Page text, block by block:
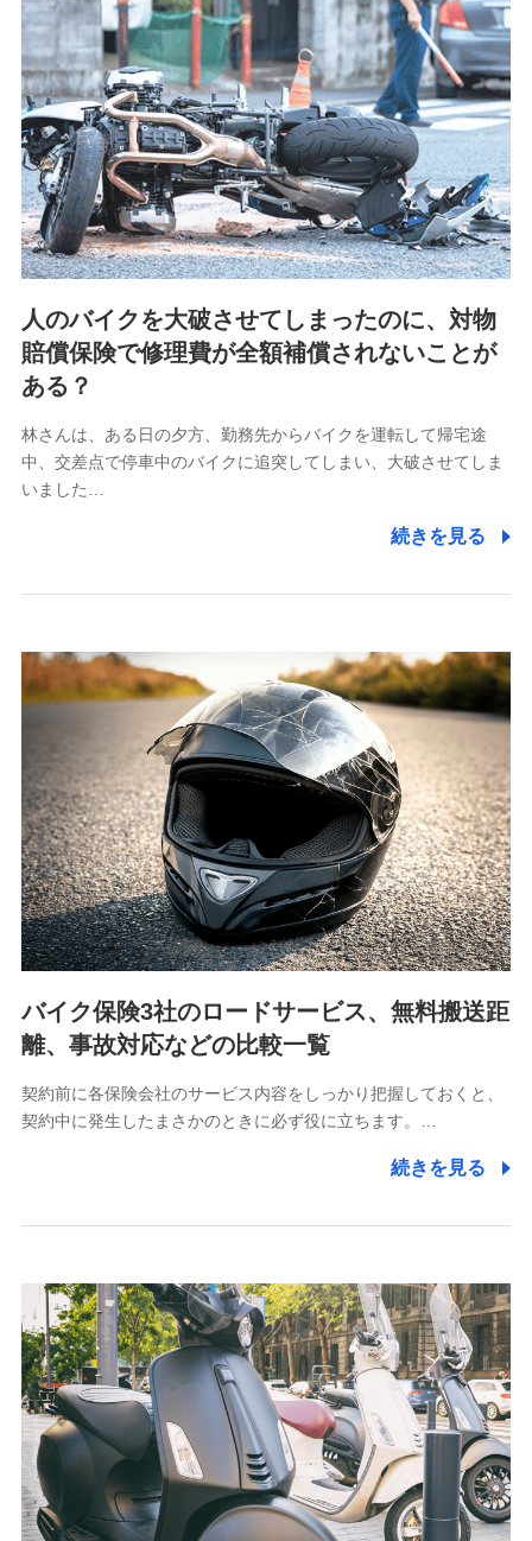
のため
9.お問い合わせ情報
各種お問い合わせに対応するため
10.受託業務の 個人情報
受託業務の遂行およびこれらに準ずる業務の遂行のため
11.マイカー通勤管理クラウド並びに法人向けASPサー
ビスに関してのお問い合わせ情報
各種お問い合わせに対応するため
当社のサービスに関する情報提供や、皆様に有用なお知らせ
をお送りするため
アンケートの送付のため
当社のサービスや媒体の運営改善に必要なデータを解析し、
分析するため
当社の対応品質向上やお問い合わせ内容の正確な把握のため
個人情報保護管理者の職名、連絡先
〒103-0013 東京都中央区日本橋人形町2-14-10 アー
個人情報の第三者提供について
当社ではご本人の同意がある場合または法令に基づく場
合を除き、第三者に提供いたしません。
業務の委託
当社は利用目的の達成に必要な範囲内において個人情報
の取り扱いの全部または一部を委託する場合がありま
す。
個人データの共同利用
当社は株式会社NTTドコモとの間で、以下のとおり個
【共同して利用される利用データの項目】
取得した、以下の情報などの個人データ
氏名、電話番号、メールアドレス、お客さまの識別子、属
当社又は株式会社NTTドコモが提供する各種サービスなどの
ご契約・ご利用などに関する情報。例として、当社又は株式
会社NTTドコモが提供する各種サービスのご契約状態・ご利
用履歴インターネット利用時の行動に関する情報、アプリケ
ーション利用時の行動に関する情報、購入されたサービスや
商品の名称・購入場所・決済に関する情報、アンケートの回
答に関する情報などが含まれます。
保険関連サービス情報
当社又は株式会社NTTドコモが提供する保険関連サービスに
関して取得し、又は保有する情報。例として、見積請求受付
時、資料請求受付時又はユーザー登録受付時に提供いただい
た情報（氏名、住所、生年月日、性別、保険契約者と被保険
人のバイクを大破させてしまったのに、対物
賠償保険で修理費が全額補償されないことが
ある？
林さんは、ある日の夕方、勤務先からバイクを運転して帰宅途
中、交差点で停車中のバイクに追突してしまい、大破させてしま
いました…
続きを見る
バイク保険3社のロードサービス、無料搬送距
離、事故対応などの比較一覧
契約前に各保険会社のサービス内容をしっかり把握しておくと、
契約中に発生したまさかのときに必ず役に立ちます。…
続きを見る